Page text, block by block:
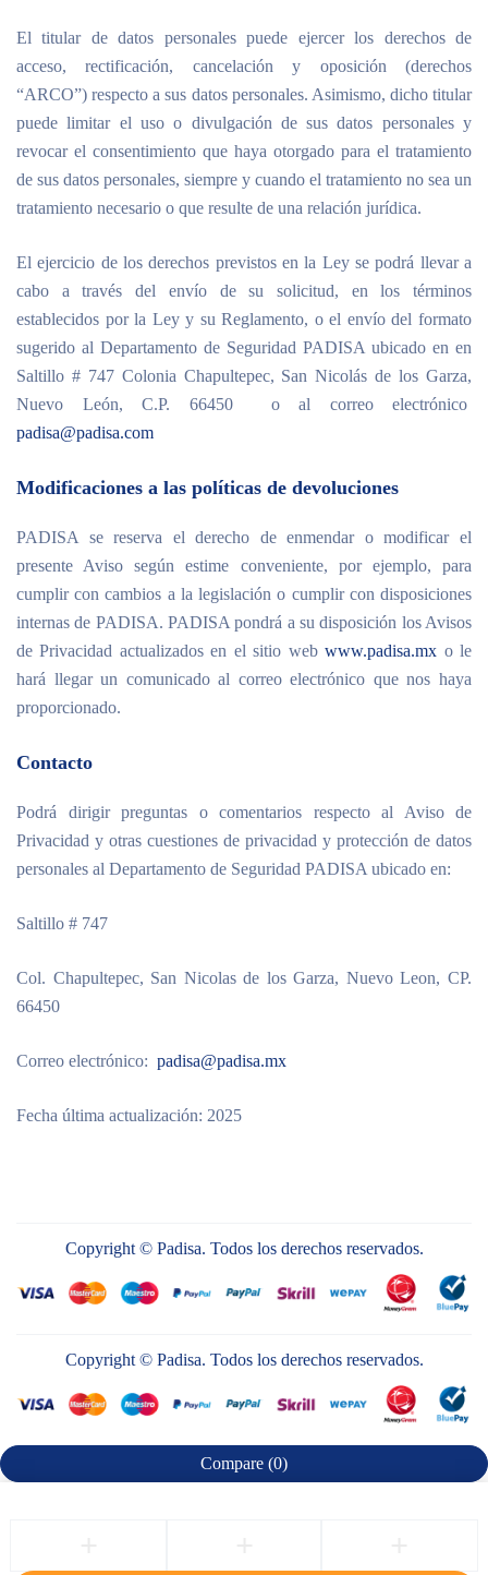
El titular de datos personales puede ejercer los derechos de
acceso, rectificación, cancelación y oposición (derechos
“ARCO”) respecto a sus datos personales. Asimismo, dicho titular
puede limitar el uso o divulgación de sus datos personales y
revocar el consentimiento que haya otorgado para el tratamiento
de sus datos personales, siempre y cuando el tratamiento no sea un
tratamiento necesario o que resulte de una relación jurídica.
El ejercicio de los derechos previstos en la Ley se podrá llevar a
cabo a través del envío de su solicitud, en los términos
establecidos por la Ley y su Reglamento, o el envío del formato
sugerido al Departamento de Seguridad PADISA ubicado en en
Saltillo # 747 Colonia Chapultepec, San Nicolás de los Garza,
Nuevo León, C.P. 66450 o al correo electrónico
padisa@padisa.com
Modificaciones a las políticas de devoluciones
PADISA se reserva el derecho de enmendar o modificar el
presente Aviso según estime conveniente, por ejemplo, para
cumplir con cambios a la legislación o cumplir con disposiciones
internas de PADISA. PADISA pondrá a su disposición los Avisos
de Privacidad actualizados en el sitio webwww.padisa.mx o le
hará llegar un comunicado al correo electrónico que nos haya
proporcionado.
Contacto
Podrá dirigir preguntas o comentarios respecto al Aviso de
Privacidad y otras cuestiones de privacidad y protección de datos
personales al Departamento de Seguridad PADISA ubicado en:
Saltillo # 747
Col. Chapultepec, San Nicolas de los Garza, Nuevo Leon, CP.
66450
Correo electrónico: padisa@padisa.mx
Fecha última actualización: 2025
Copyright © Padisa. Todos los derechos reservados.
Copyright © Padisa. Todos los derechos reservados.
Compare (0)